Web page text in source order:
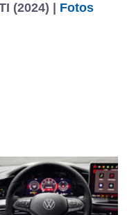
(2024) | Fotos